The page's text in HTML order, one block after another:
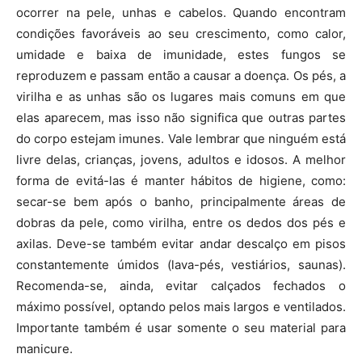
ocorrer na pele, unhas e cabelos. Quando encontram
condições favoráveis ao seu crescimento, como calor,
umidade e baixa de imunidade, estes fungos se
reproduzem e passam então a causar a doença. Os pés, a
virilha e as unhas são os lugares mais comuns em que
elas aparecem, mas isso não significa que outras partes
do corpo estejam imunes. Vale lembrar que ninguém está
livre delas, crianças, jovens, adultos e idosos. A melhor
forma de evitá-las é manter hábitos de higiene, como:
secar-se bem após o banho, principalmente áreas de
dobras da pele, como virilha, entre os dedos dos pés e
axilas. Deve-se também evitar andar descalço em pisos
constantemente úmidos (lava-pés, vestiários, saunas).
Recomenda-se, ainda, evitar calçados fechados o
máximo possível, optando pelos mais largos e ventilados.
Importante também é usar somente o seu material para
manicure.